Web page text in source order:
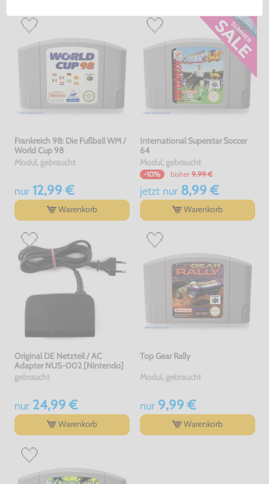
Frankreich 98: Die Fußball WM /
World Cup 98
Modul, gebraucht
nur12,99 €
Warenkorb
International Superstar Soccer
64
Modul, gebraucht
-10% bisher 9,99 €
jetzt nur8,99 €
Warenkorb
Original DE Netzteil / AC
Adapter NUS-002 [Nintendo]
gebraucht
nur24,99 €
Warenkorb
Top Gear Rally
Modul, gebraucht
nur9,99 €
Warenkorb